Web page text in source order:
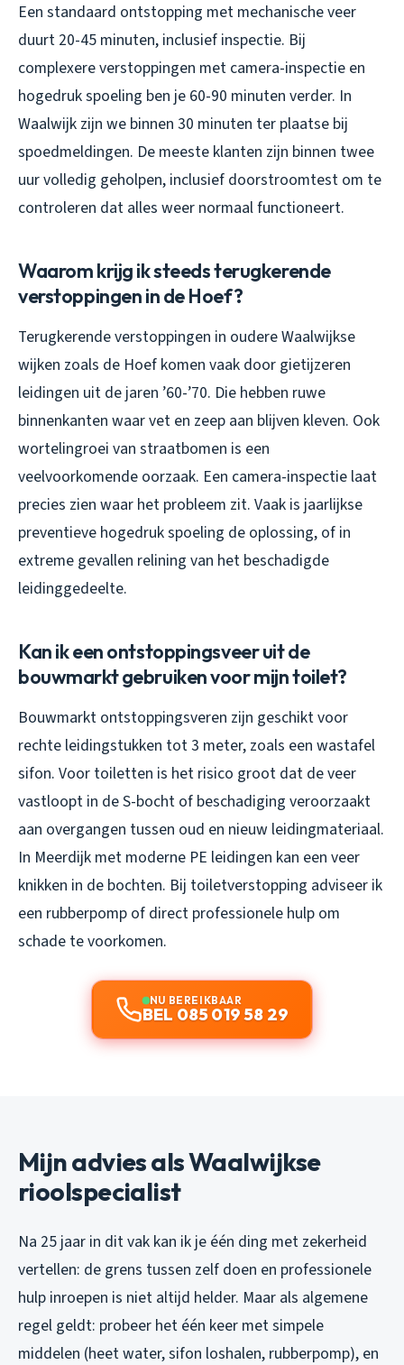
Een standaard ontstopping met mechanische veer
duurt 20-45 minuten, inclusief inspectie. Bij
complexere verstoppingen met camera-inspectie en
hogedruk spoeling ben je 60-90 minuten verder. In
Waalwijk zijn we binnen 30 minuten ter plaatse bij
spoedmeldingen. De meeste klanten zijn binnen twee
uur volledig geholpen, inclusief doorstroomtest om te
controleren dat alles weer normaal functioneert.
Waarom krijg ik steeds terugkerende
verstoppingen in de Hoef?
Terugkerende verstoppingen in oudere Waalwijkse
wijken zoals de Hoef komen vaak door gietijzeren
leidingen uit de jaren ’60-’70. Die hebben ruwe
binnenkanten waar vet en zeep aan blijven kleven. Ook
wortelingroei van straatbomen is een
veelvoorkomende oorzaak. Een camera-inspectie laat
precies zien waar het probleem zit. Vaak is jaarlijkse
preventieve hogedruk spoeling de oplossing, of in
extreme gevallen relining van het beschadigde
leidinggedeelte.
Kan ik een ontstoppingsveer uit de
bouwmarkt gebruiken voor mijn toilet?
Bouwmarkt ontstoppingsveren zijn geschikt voor
rechte leidingstukken tot 3 meter, zoals een wastafel
sifon. Voor toiletten is het risico groot dat de veer
vastloopt in de S-bocht of beschadiging veroorzaakt
aan overgangen tussen oud en nieuw leidingmateriaal.
In Meerdijk met moderne PE leidingen kan een veer
knikken in de bochten. Bij toiletverstopping adviseer ik
een rubberpomp of direct professionele hulp om
schade te voorkomen.
NU BEREIKBAAR
BEL 085 019 58 29
Mijn advies als Waalwijkse
rioolspecialist
Na 25 jaar in dit vak kan ik je één ding met zekerheid
vertellen: de grens tussen zelf doen en professionele
hulp inroepen is niet altijd helder. Maar als algemene
regel geldt: probeer het één keer met simpele
middelen (heet water, sifon loshalen, rubberpomp), en